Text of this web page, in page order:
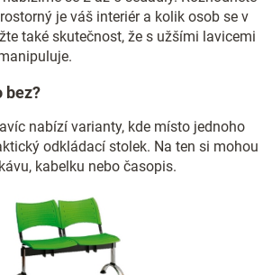
je váš interiér a kolik osob se v
také skutečnost, že s užšími lavicemi
bez?
nabízí varianty, kde místo jednoho
odkládací stolek. Na ten si mohou
kabelku nebo časopis.